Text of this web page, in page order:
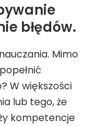
błędów.
Mimo
W większości
lub tego, że
kompetencje